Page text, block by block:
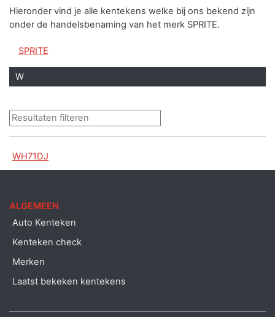
Hieronder vind je alle kentekens welke bij ons bekend zijn
onder de handelsbenaming van het merk SPRITE.
SPRITE
W
WH71DJ
ALGEMEEN
Auto Kenteken
Kenteken check
Merken
Laatst bekeken kentekens